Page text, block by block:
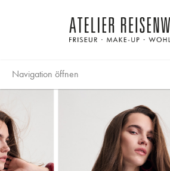
Navigation öffnen